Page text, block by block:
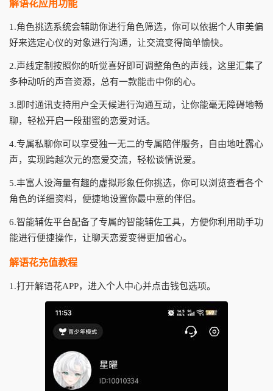
解语花应用功能
1.角色挑选系统会辅助你进行角色筛选，你可以依据个人审美偏
好来选定心仪的对象进行沟通，让交流变得简单愉快。
2.声线定制按照你的听觉喜好即可调整角色的声线，这里汇集了
多种动听的声音资源，总有一款能击中你的心。
3.即时通讯支持用户全天候进行沟通互动，让你能毫无障碍地畅
聊，轻松开启一段甜蜜的恋爱对话。
4.专属私聊你可以享受独一无二的专属陪伴服务，自由地吐露心
声，实现跨越次元的恋爱交流，轻松谈情说爱。
5.丰富人设海量有趣的虚拟形象任你挑选，你可以浏览查看各个
角色的详细资料，便捷地设置你最中意的伴侣。
6.智能辅佐平台配备了专属的智能辅佐工具，方便你利用助手功
能进行便捷操作，让聊天恋爱变得更加省心。
解语花充值教程
1.打开解语花APP，进入个人中心并点击钱包选项。